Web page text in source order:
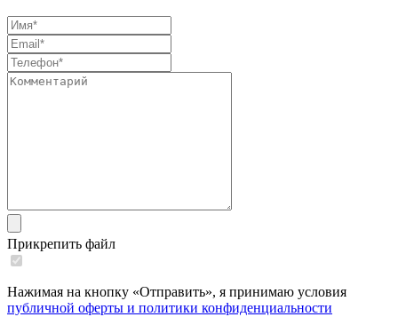
Прикрепить файл
Нажимая на кнопку «Отправить», я принимаю условия
публичной оферты и политики конфиденциальности